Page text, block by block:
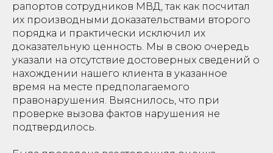
рапортов сотрудников МВД, так как посчитал
их производными доказательствами второго
порядка и практически исключил их
доказательную ценность. Мы в свою очередь
указали на отсутствие достоверных сведений о
нахождении нашего клиента в указанное
время на месте предполагаемого
правонарушения. Выяснилось, что при
проверке вызова фактов нарушения не
подтвердилось.